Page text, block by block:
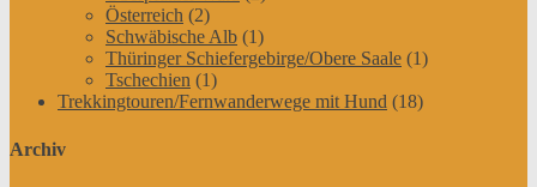
Österreich (2)
Schwäbische Alb (1)
Thüringer Schiefergebirge/Obere Saale (1)
Tschechien (1)
Trekkingtouren/Fernwanderwege mit Hund (18)
Archiv